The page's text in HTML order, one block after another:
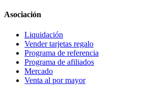
Asociación
Liquidación
Vender tarjetas regalo
Programa de referencia
Programa de afiliados
Mercado
Venta al por mayor